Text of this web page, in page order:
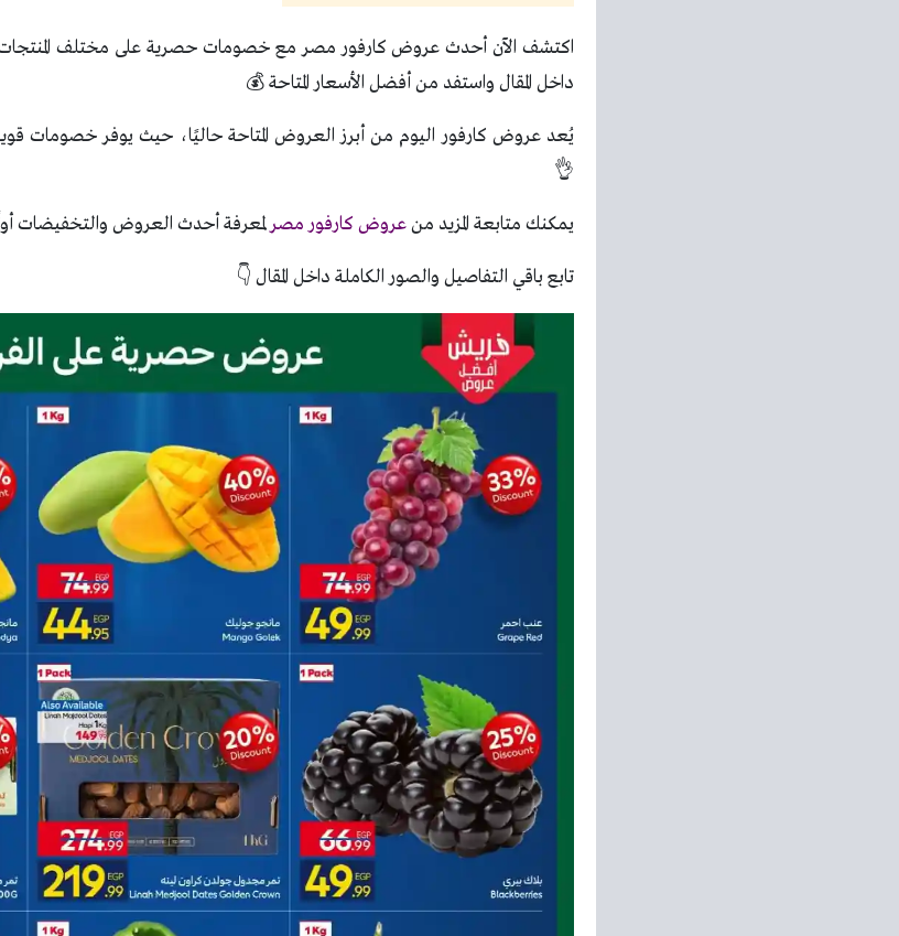
اكتشف الآن أحدث عروض كارفور مصر مع خصومات حصرية على مختلف المنتجات
داخل المقال واستفد من أفضل الأسعار المتاحة 💰
يُعد عروض كارفور اليوم من أبرز العروض المتاحة حاليًا، حيث يوفر خصومات
👌
يمكنك متابعة المزيد منعروض كارفور مصر لمعرفة أحدث العروض والتخفيضات
تابع باقي التفاصيل والصور الكاملة داخل المقال 👇